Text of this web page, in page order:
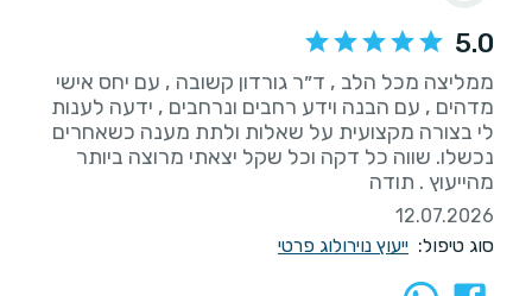
5.0
ממליצה מכל הלב , ד״ר גורדון קשובה , עם יחס אישי
מדהים , עם הבנה וידע רחבים ונרחבים , ידעה לענות
לי בצורה מקצועית על שאלות ולתת מענה כשאחרים
נכשלו. שווה כל דקה וכל שקל יצאתי מרוצה ביותר
מהייעוץ . תודה
12.07.2026
סוג טיפול: ייעוץ נוירולוג פרטי